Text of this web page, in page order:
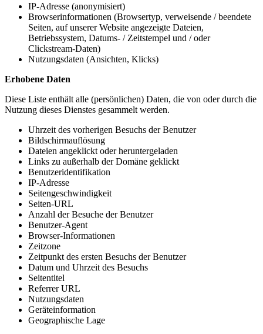
IP-Adresse (anonymisiert)
Browserinformationen (Browsertyp, verweisende / beendete
Seiten, auf unserer Website angezeigte Dateien,
Betriebssystem, Datums- / Zeitstempel und / oder
Clickstream-Daten)
Nutzungsdaten (Ansichten, Klicks)
Erhobene Daten
Diese Liste enthält alle (persönlichen) Daten, die von oder durch die
Nutzung dieses Dienstes gesammelt werden.
Uhrzeit des vorherigen Besuchs der Benutzer
Bildschirmauflösung
Dateien angeklickt oder heruntergeladen
Links zu außerhalb der Domäne geklickt
Benutzeridentifikation
IP-Adresse
Seitengeschwindigkeit
Seiten-URL
Anzahl der Besuche der Benutzer
Benutzer-Agent
Browser-Informationen
Zeitzone
Zeitpunkt des ersten Besuchs der Benutzer
Datum und Uhrzeit des Besuchs
Seitentitel
Referrer URL
Nutzungsdaten
Geräteinformation
Geographische Lage